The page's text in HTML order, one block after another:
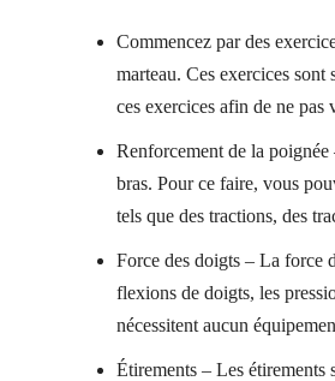
Commencez par des
marteau. Ces exercices
ces exercices afin de ne pas
Renforcement de la
bras. Pour ce faire, vous
tels que des tractions, des
Force des doigts – La force
flexions de doigts, les
nécessitent aucun
Étirements – Les étirements